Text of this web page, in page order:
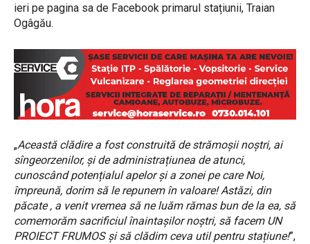
ieri pe pagina sa de Facebook primarul stațiunii, Traian
Ogâgău.
„Această clădire a fost construită de strămoșii noștri, ai
sîngeorzenilor, și de administrațiunea de atunci,
cunoscând potențialul apelor și a zonei pe care Noi,
împreună, dorim să le repunem în valoare! Astăzi, din
păcate , a venit vremea să ne luăm rămas bun de la ea, să
comemorăm sacrificiul înaintașilor noștri, să facem UN
PROIECT FRUMOS și să clădim ceva util pentru stațiune!”,